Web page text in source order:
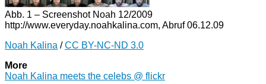
Abb. 1 – Screenshot Noah 12/2009
http://www.everyday.noahkalina.com, Abruf 06.12.09
Noah Kalina /CC BY-NC-ND 3.0
More
Noah Kalina meets the celebs @ flickr